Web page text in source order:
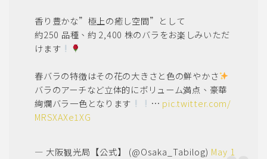
香り豊かな”極上の癒し空間”として
約250 品種、約 2,400 株のバラをお楽しみいただ
けます
春バラの特徴はその花の大きさと色の鮮やかさ
バラのアーチなど立体的にボリューム満点、豪華
絢爛バラ一色となります
… pic.twitter.com/
MRSXAXe1XG
— 大阪観光局【公式】 (@Osaka_Tabilog) May 1